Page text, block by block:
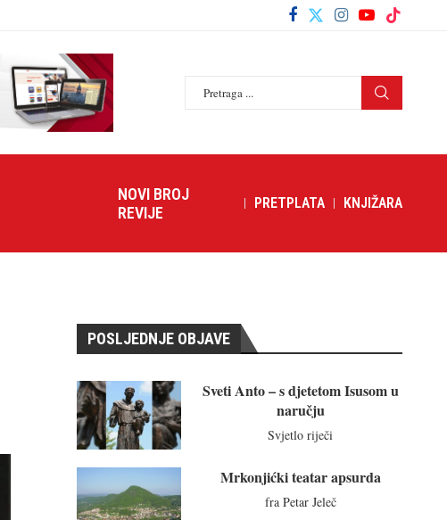
NOVI BROJ
REVIJE
PRETPLATA KNJIŽARA
POSLJEDNJE OBJAVE
Sveti Anto – s djetetom Isusom u
naručju
Svjetlo riječi
Mrkonjićki teatar apsurda
fra Petar Jeleč